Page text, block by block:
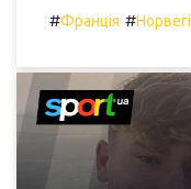
#Франція #